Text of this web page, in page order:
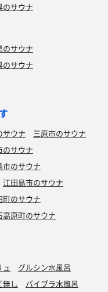
のサウナ
のサウナ
のサウナ
サウナ
三原市のサウナ
のサウナ
市のサウナ
江田島市のサウナ
町のサウナ
高原町のサウナ
ュ
グルシン水風呂
無し
バイブラ水風呂